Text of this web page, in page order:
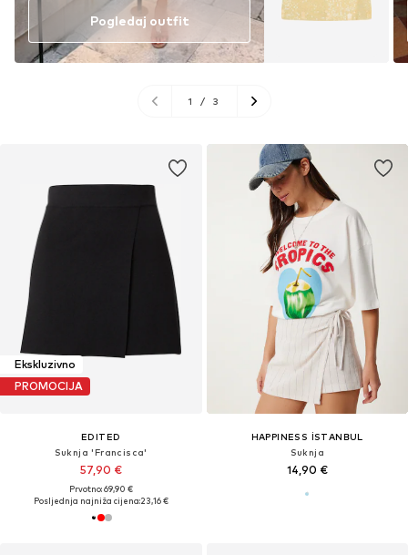
Ekskluzivno
PROMOCIJA
EDITED
Suknja 'Francisca'
57,90 €
Prvotno: 69,90 €
Posljednja najniža cijena:23,16 €
HAPPINESS İSTANBUL
Suknja
14,90 €
Pogledaj outfit
1 / 3